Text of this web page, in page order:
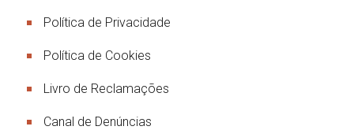
Política de Privacidade
Política de Cookies
Livro de Reclamações
Canal de Denúncias